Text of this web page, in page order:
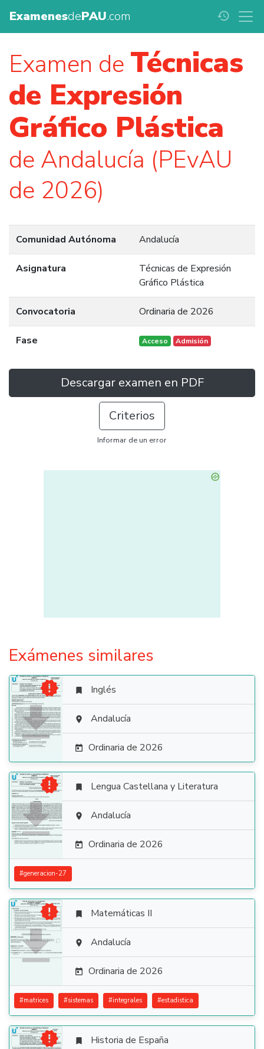
ExamenesdePAU.com history
Examen de Técnicas
de Expresión
Gráfico Plástica
de Andalucía (PEvAU
de 2026)
Comunidad Autónoma Andalucía
Asignatura
Técnicas de Expresión
Gráfico Plástica
Convocatoria Ordinaria de 2026
Fase Acceso Admisión
Descargar examen en PDF
Criterios
Informar de un error
Exámenes similares

  Inglés
 Andalucía
 Ordinaria de 2026

  Lengua Castellana y Literatura
 Andalucía
 Ordinaria de 2026
#generacion-27

  Matemáticas II
 Andalucía
 Ordinaria de 2026
#matrices #sistemas #integrales #estadistica
  Historia de España